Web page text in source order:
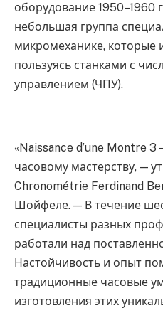
оборудование 1950–1960
небольшая группа
микромеханике, которые
пользуясь станками с
управлением (ЧПУ).
«Naissance d’une Montre
часовому мастерству, —
Chronométrie Ferdinand
Шойфеле. — В течение
специалисты разных
работали над
Настойчивость и опыт
традиционные часовые
изготовления этих